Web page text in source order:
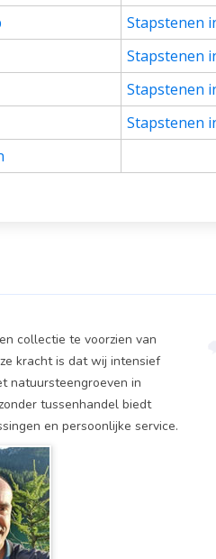
Stapstenen
Stapstenen
Stapstenen
Stapstenen
collectie te voorzien van
kracht is dat wij intensief
natuursteengroeven in
tussenhandel biedt
en persoonlijke service.